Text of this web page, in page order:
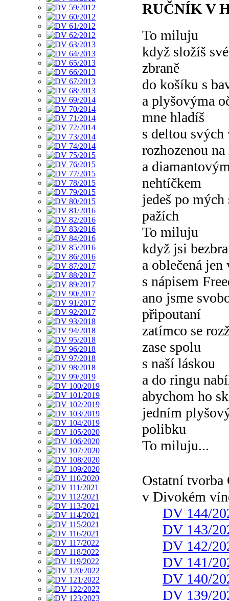
RUČNÍK V
To miluju
když složíš
zbraně
do košíku s
a plyšovýma
mne hladíš
s deltou svých
rozhozenou
a
nehtíčkem
jedeš po
pažích
To miluju
když jsi
a oblečená
s nápisem
ano jsme
připoutaní
zatímco se
zase spolu
s naší láskou
a do ringu
abychom ho
jedním
polibku
To miluju...
Ostatní tvorba
v Divokém
DV 144/
DV 143/
DV 142/
DV 141/
DV 140/
DV 139/